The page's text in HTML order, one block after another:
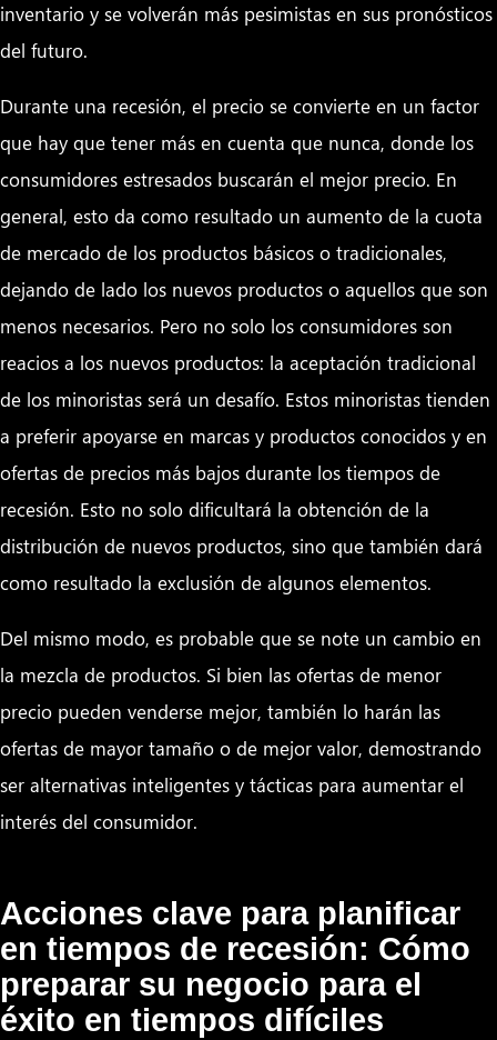
inventario y se volverán más pesimistas en sus pronósticos
del futuro.
Durante una recesión, el precio se convierte en un factor
que hay que tener más en cuenta que nunca, donde los
consumidores estresados​​ buscarán el mejor precio. En
general, esto da como resultado un aumento de la cuota
de mercado de los productos básicos o tradicionales,
dejando de lado los nuevos productos o aquellos que son
menos necesarios. Pero no solo los consumidores son
reacios a los nuevos productos: la aceptación tradicional
de los minoristas será un desafío. Estos minoristas tienden
a preferir apoyarse en marcas y productos conocidos y en
ofertas de precios más bajos durante los tiempos de
recesión. Esto no solo dificultará la obtención de la
distribución de nuevos productos, sino que también dará
como resultado la exclusión de algunos elementos.
Del mismo modo, es probable que se note un cambio en
la mezcla de productos. Si bien las ofertas de menor
precio pueden venderse mejor, también lo harán las
ofertas de mayor tamaño o de mejor valor, demostrando
ser alternativas inteligentes y tácticas para aumentar el
interés del consumidor.
Acciones clave para planificar
en tiempos de recesión: Cómo
preparar su negocio para el
éxito en tiempos difíciles